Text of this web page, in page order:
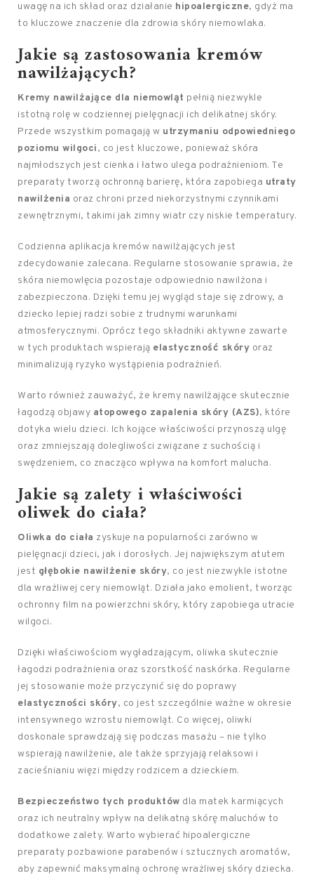
uwagę na ich skład oraz działanie hipoalergiczne, gdyż ma
to kluczowe znaczenie dla zdrowia skóry niemowlaka.
Jakie są zastosowania kremów
nawilżających?
Kremy nawilżające dla niemowląt pełnią niezwykle
istotną rolę w codziennej pielęgnacji ich delikatnej skóry.
Przede wszystkim pomagają w utrzymaniu odpowiedniego
poziomu wilgoci, co jest kluczowe, ponieważ skóra
najmłodszych jest cienka i łatwo ulega podrażnieniom. Te
preparaty tworzą ochronną barierę, która zapobiega utraty
nawilżenia oraz chroni przed niekorzystnymi czynnikami
zewnętrznymi, takimi jak zimny wiatr czy niskie temperatury.
Codzienna aplikacja kremów nawilżających jest
zdecydowanie zalecana. Regularne stosowanie sprawia, że
skóra niemowlęcia pozostaje odpowiednio nawilżona i
zabezpieczona. Dzięki temu jej wygląd staje się zdrowy, a
dziecko lepiej radzi sobie z trudnymi warunkami
atmosferycznymi. Oprócz tego składniki aktywne zawarte
w tych produktach wspierają elastyczność skóry oraz
minimalizują ryzyko wystąpienia podrażnień.
Warto również zauważyć, że kremy nawilżające skutecznie
łagodzą objawy atopowego zapalenia skóry (AZS), które
dotyka wielu dzieci. Ich kojące właściwości przynoszą ulgę
oraz zmniejszają dolegliwości związane z suchością i
swędzeniem, co znacząco wpływa na komfort malucha.
Jakie są zalety i właściwości
oliwek do ciała?
Oliwka do ciała zyskuje na popularności zarówno w
pielęgnacji dzieci, jak i dorosłych. Jej największym atutem
jest głębokie nawilżenie skóry, co jest niezwykle istotne
dla wrażliwej cery niemowląt. Działa jako emolient, tworząc
ochronny film na powierzchni skóry, który zapobiega utracie
wilgoci.
Dzięki właściwościom wygładzającym, oliwka skutecznie
łagodzi podrażnienia oraz szorstkość naskórka. Regularne
jej stosowanie może przyczynić się do poprawy
elastyczności skóry, co jest szczególnie ważne w okresie
intensywnego wzrostu niemowląt. Co więcej, oliwki
doskonale sprawdzają się podczas masażu – nie tylko
wspierają nawilżenie, ale także sprzyjają relaksowi i
zacieśnianiu więzi między rodzicem a dzieckiem.
Bezpieczeństwo tych produktów dla matek karmiących
oraz ich neutralny wpływ na delikatną skórę maluchów to
dodatkowe zalety. Warto wybierać hipoalergiczne
preparaty pozbawione parabenów i sztucznych aromatów,
aby zapewnić maksymalną ochronę wrażliwej skóry dziecka.